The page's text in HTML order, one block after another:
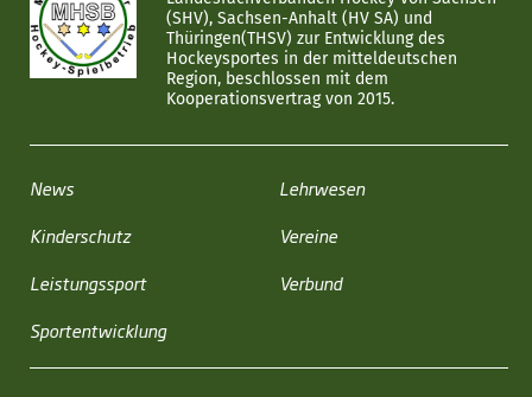
(SHV), Sachsen-Anhalt (HV SA) und
Thüringen(THSV) zur Entwicklung des
Hockeysportes in der mitteldeutschen
Region, beschlossen mit dem
Kooperationsvertrag von 2015.
News
Kinderschutz
Leistungssport
Sportentwicklung
Lehrwesen
Vereine
Verbund